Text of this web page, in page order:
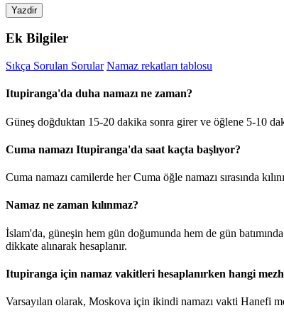
Yazdir
Ek Bilgiler
Sıkça Sorulan Sorular Namaz rekatları tablosu
Itupiranga'da duha namazı ne zaman?
Güneş doğduktan 15-20 dakika sonra girer ve öğlene 5-10
Cuma namazı Itupiranga'da saat kaçta başlıyor?
Cuma namazı camilerde her Cuma öğle namazı sırasında
Namaz ne zaman kılınmaz?
İslam'da, güneşin hem gün doğumunda hem de gün
dikkate alınarak hesaplanır.
Itupiranga için namaz vakitleri hesaplanırken hangi
Varsayılan olarak, Moskova için ikindi namazı vakti Hanefi